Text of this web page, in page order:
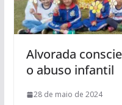
Alvorada
o abuso infantil
28 de maio de 2024